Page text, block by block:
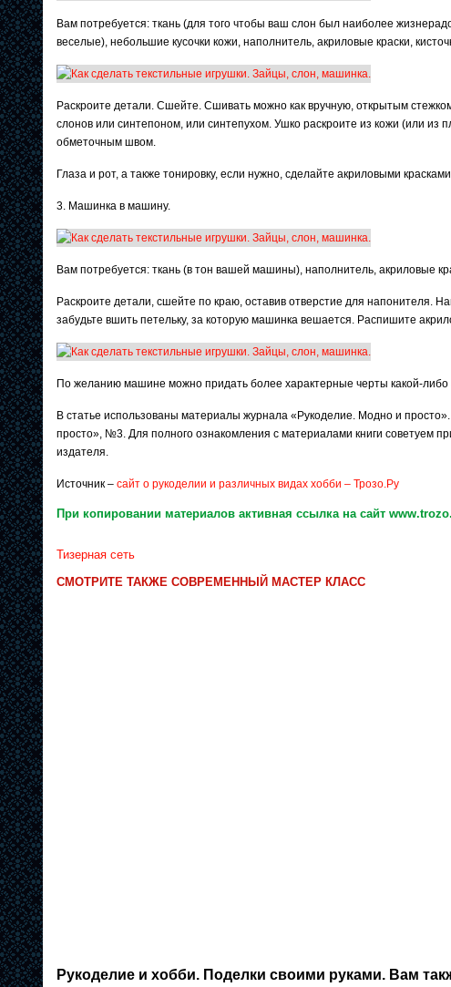
Вам потребуется: ткань (для того чтобы ваш слон был наиболее
веселые), небольшие кусочки кожи, наполнитель, акриловые краски,
Раскроите детали. Сшейте. Сшивать можно как вручную, открытым
слонов или синтепоном, или синтепухом. Ушко раскроите из кожи (или из
обметочным швом.
Глаза и рот, а также тонировку, если нужно, сделайте акриловыми
3. Машинка в машину.
Вам потребуется: ткань (в тон вашей машины), наполнитель, акриловые
Раскроите детали, сшейте по краю, оставив отверстие для напонителя.
забудьте вшить петельку, за которую машинка вешается. Распишите
По желанию машине можно придать более характерные черты какой-
В статье использованы материалы журнала «Рукоделие. Модно и
просто», №3. Для полного ознакомления с материалами книги советуем
издателя.
Источник – сайт о рукоделии и различных видах хобби – Трозо.Ру
При копировании материалов активная ссылка на сайт
Тизерная сеть
СМОТРИТЕ ТАКЖЕ СОВРЕМЕННЫЙ МАСТЕР КЛАСС
Рукоделие и хобби. Поделки своими руками. Вам